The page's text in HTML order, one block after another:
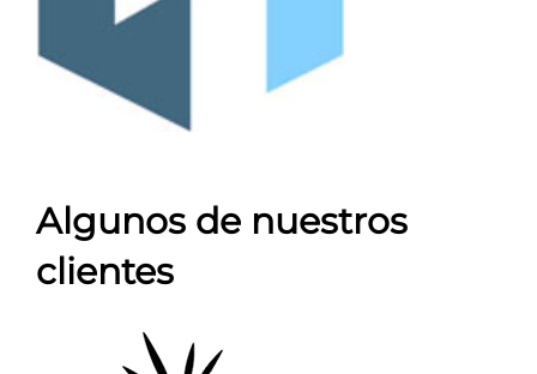
Algunos de nuestros
clientes